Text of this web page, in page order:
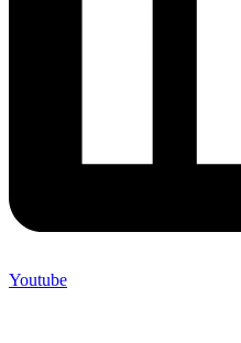
Youtube